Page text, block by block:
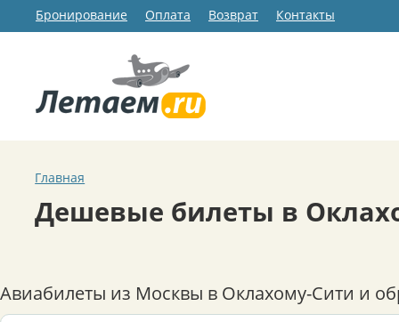
Бронирование Оплата Возврат Контакты
Главная
Дешевые билеты в
Авиабилеты из Москвы в Оклахому-Сити и